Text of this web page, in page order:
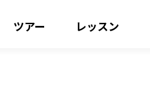
ツアー レッスン